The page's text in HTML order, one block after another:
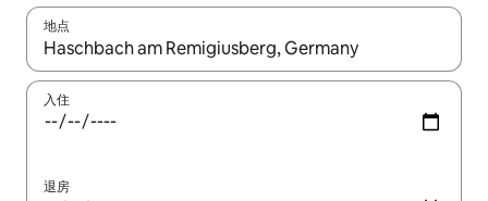
地点
如有搜索结果，请使用上下方向键查看，或通过点击或滑动手势
入住
退房